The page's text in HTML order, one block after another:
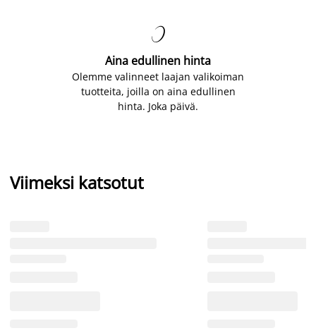

Aina edullinen hinta
Olemme valinneet laajan valikoiman
tuotteita, joilla on aina edullinen
hinta. Joka päivä.
Viimeksi katsotut